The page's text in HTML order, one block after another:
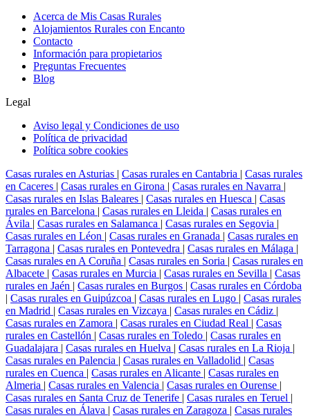
Acerca de Mis Casas Rurales
Alojamientos Rurales con Encanto
Contacto
Información para propietarios
Preguntas Frecuentes
Blog
Legal
Aviso legal y Condiciones de uso
Política de privacidad
Política sobre cookies
Casas rurales en Asturias | Casas rurales en Cantabria | Casas rurales
en Caceres | Casas rurales en Girona | Casas rurales en Navarra |
Casas rurales en Islas Baleares | Casas rurales en Huesca | Casas
rurales en Barcelona | Casas rurales en Lleida | Casas rurales en
Ávila | Casas rurales en Salamanca | Casas rurales en Segovia |
Casas rurales en Léon | Casas rurales en Granada | Casas rurales en
Tarragona | Casas rurales en Pontevedra | Casas rurales en Málaga |
Casas rurales en A Coruña | Casas rurales en Soria | Casas rurales en
Albacete | Casas rurales en Murcia | Casas rurales en Sevilla | Casas
rurales en Jaén | Casas rurales en Burgos | Casas rurales en Córdoba
| Casas rurales en Guipúzcoa | Casas rurales en Lugo | Casas rurales
en Madrid | Casas rurales en Vizcaya | Casas rurales en Cádiz |
Casas rurales en Zamora | Casas rurales en Ciudad Real | Casas
rurales en Castellón | Casas rurales en Toledo | Casas rurales en
Guadalajara | Casas rurales en Huelva | Casas rurales en La Rioja |
Casas rurales en Palencia | Casas rurales en Valladolid | Casas
rurales en Cuenca | Casas rurales en Alicante | Casas rurales en
Almeria | Casas rurales en Valencia | Casas rurales en Ourense |
Casas rurales en Santa Cruz de Tenerife | Casas rurales en Teruel |
Casas rurales en Álava | Casas rurales en Zaragoza | Casas rurales